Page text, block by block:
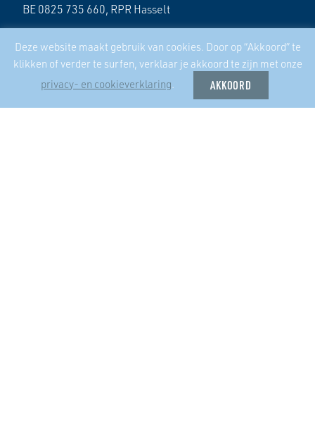
BE 0825 735 660, RPR Hasselt
17/04/2025
Deze website maakt gebruik van cookies. Door op “Akkoord” te
klikken of verder te surfen, verklaar je akkoord te zijn met onze
privacy- en cookieverklaring
AKKOORD